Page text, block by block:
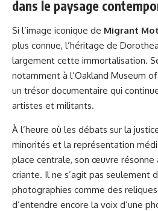
dans le paysage
Si l’image iconique de Migrant
plus connue, l’héritage de
largement cette immortalisation.
notamment à l’Oakland Museum
un trésor documentaire qui
artistes et militants.
À l’heure où les débats sur la
minorités et la représentation
place centrale, son œuvre résonne
criante. Il ne s’agit pas seulement
photographies comme des
d’entendre encore la voix d’une